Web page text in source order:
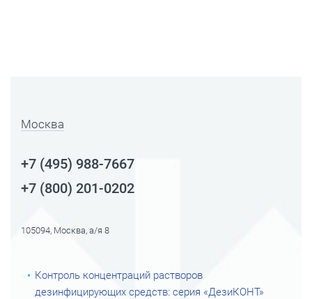
Москва
+7 (495) 988-7667
+7 (800) 201-0202
105094, Москва, а/я 8
Контроль концентраций растворов
дезинфицирующих средств: серия «ДезиКОНТ»